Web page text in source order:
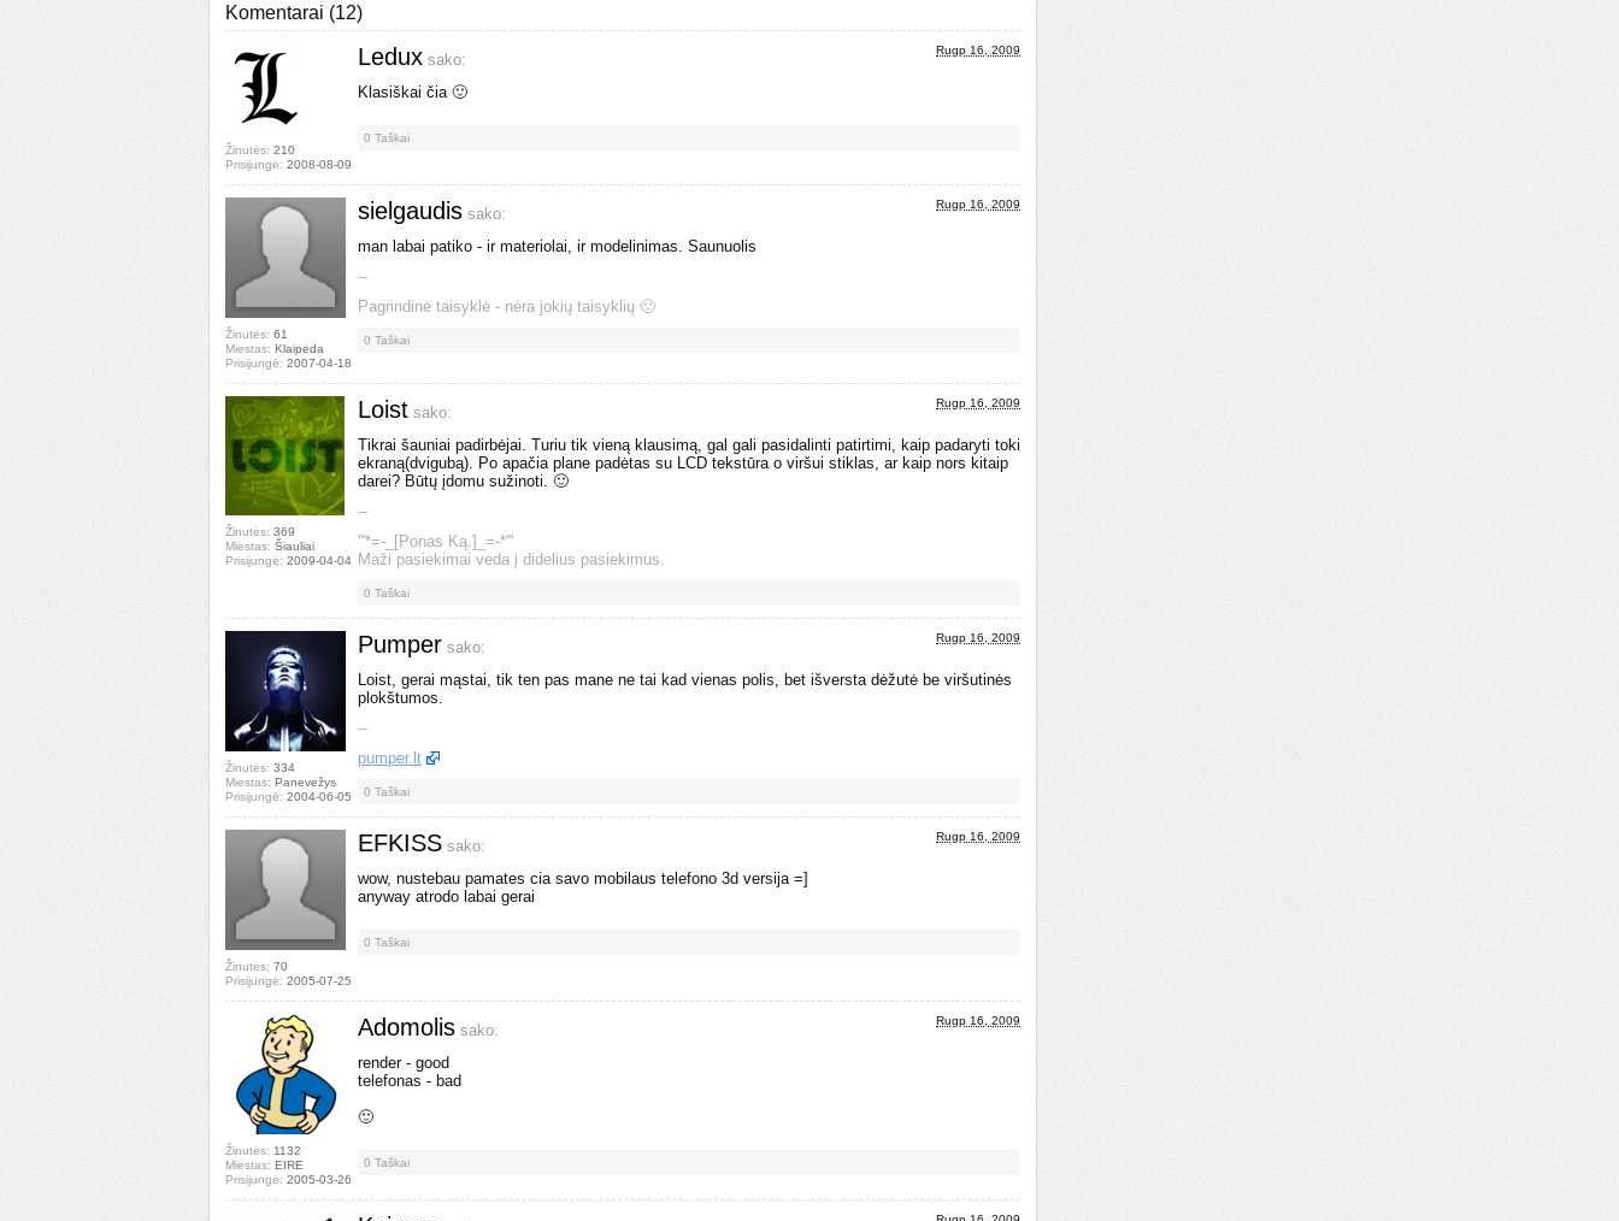
Komentarai (12)
Žinutės: 210
Prisijungė: 2008-08-09
Rugp 16, 2009
Ledux sako:
Klasiškai čia 🙂
0 Taškai
Žinutės: 61
Miestas: Klaipėda
Prisijungė: 2007-04-18
Rugp 16, 2009
sielgaudis sako:
man labai patiko - ir materiolai, ir modelinimas. Saunuolis
--
Pagrindinė taisyklė - nėra jokių taisyklių 🙂
0 Taškai
Žinutės: 369
Miestas: Šiauliai
Prisijungė: 2009-04-04
Rugp 16, 2009
Loist sako:
Tikrai šauniai padirbėjai. Turiu tik vieną klausimą, gal gali pasidalinti patirtimi, kaip padaryti toki
ekraną(dvigubą). Po apačia plane padėtas su LCD tekstūra o viršui stiklas, ar kaip nors kitaip
darei? Būtų įdomu sužinoti. 🙂
--
'''*=-_[Ponas Ką.]_=-*'''
Maži pasiekimai veda į didelius pasiekimus.
0 Taškai
Žinutės: 334
Miestas: Panevėžys
Prisijungė: 2004-06-05
Rugp 16, 2009
Pumper sako:
Loist, gerai mąstai, tik ten pas mane ne tai kad vienas polis, bet išversta dėžutė be viršutinės
plokštumos.
--
pumper.lt
0 Taškai
Žinutės: 70
Prisijungė: 2005-07-25
Rugp 16, 2009
EFKISS sako:
wow, nustebau pamates cia savo mobilaus telefono 3d versija =]
anyway atrodo labai gerai
0 Taškai
Žinutės: 1132
Miestas: EIRE
Prisijungė: 2005-03-26
Rugp 16, 2009
Adomolis sako:
render - good
telefonas - bad
🙂
0 Taškai